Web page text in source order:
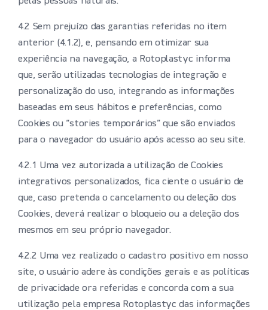
4.2 Sem prejuízo das garantias referidas no item
anterior (4.1.2), e, pensando em otimizar sua
experiência na navegação, a Rotoplastyc informa
que, serão utilizadas tecnologias de integração e
personalização do uso, integrando as informações
baseadas em seus hábitos e preferências, como
Cookies ou “stories temporários” que são enviados
para o navegador do usuário após acesso ao seu site.
4.2.1 Uma vez autorizada a utilização de Cookies
integrativos personalizados, fica ciente o usuário de
que, caso pretenda o cancelamento ou deleção dos
Cookies, deverá realizar o bloqueio ou a deleção dos
mesmos em seu próprio navegador.
4.2.2 Uma vez realizado o cadastro positivo em nosso
site, o usuário adere às condições gerais e as políticas
de privacidade ora referidas e concorda com a sua
utilização pela empresa Rotoplastyc das informações